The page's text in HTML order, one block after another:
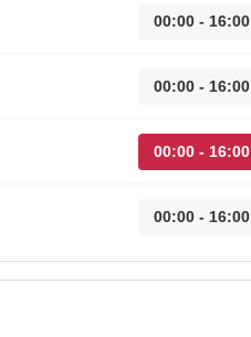
00:00 - 16:00
00:00 - 16:00
00:00 - 16:00
00:00 - 16:00